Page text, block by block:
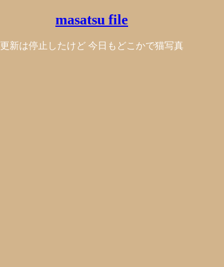
masatsu file
更新は停止したけど 今日もどこかで猫写真